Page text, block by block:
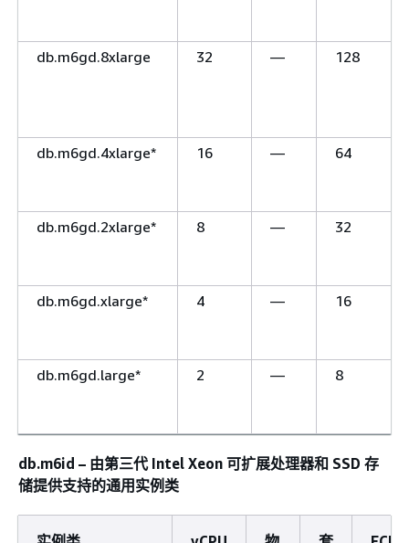
db.m6gd.8xlarge 32 — 128
db.m6gd.4xlarge* 16 — 64
db.m6gd.2xlarge* 8 — 32
db.m6gd.xlarge* 4 — 16
db.m6gd.large* 2 — 8
db.m6id – 由第三代 Intel Xeon 可扩展处理器和 SSD 存
储提供支持的通用实例类